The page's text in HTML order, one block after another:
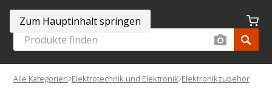
Zum Hauptinhalt springen
Alle Kategorien Elektrotechnik und Elektronik Elektronikzubehör